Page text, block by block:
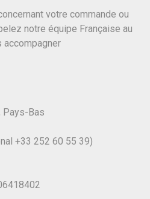
votre commande ou
notre équipe Française au
accompagner
Pays-Bas
+33 252 60 55 39)